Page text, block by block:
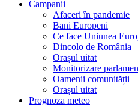
Campanii
Afaceri în pandemie
Bani Europeni
Ce face Uniunea
Dincolo de România
Orașul uitat
Monitorizare
Oamenii comunității
Orașul uitat
Prognoza meteo